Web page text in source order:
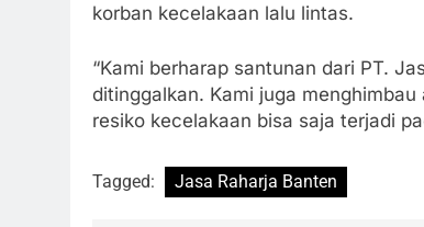
korban kecelakaan lalu lintas.
“Kami berharap santunan dari PT.
ditinggalkan. Kami juga
resiko kecelakaan bisa saja terjadi
Tagged: Jasa Raharja Banten